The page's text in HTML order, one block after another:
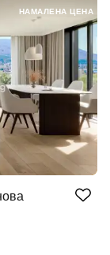
НАМАЛЕНА ЦЕНА